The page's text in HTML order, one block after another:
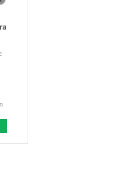
Warenkorb